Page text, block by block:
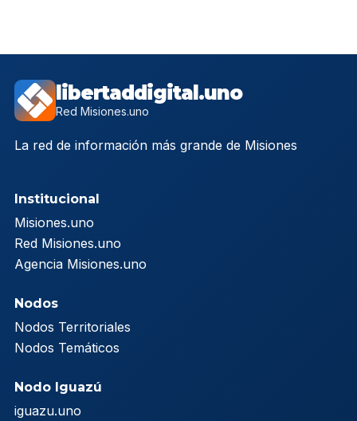
libertaddigital.uno
Red Misiones.uno
La red de información más grande de Misiones
Institucional
Misiones.uno
Red Misiones.uno
Agencia Misiones.uno
Nodos
Nodos Territoriales
Nodos Temáticos
Nodo Iguazú
iguazu.uno